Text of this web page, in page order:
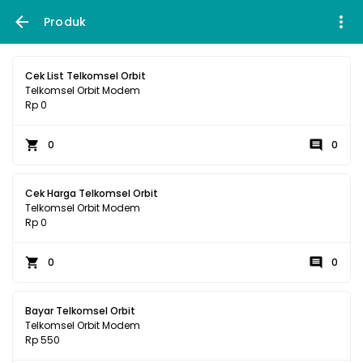
Produk
Cek List Telkomsel Orbit
Telkomsel Orbit Modem
Rp 0
0 0
Cek Harga Telkomsel Orbit
Telkomsel Orbit Modem
Rp 0
0 0
Bayar Telkomsel Orbit
Telkomsel Orbit Modem
Rp 550